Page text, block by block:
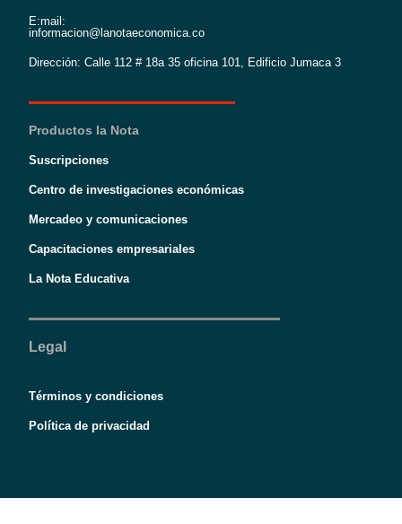
E:mail:
informacion@lanotaeconomica.co
Dirección: Calle 112 # 18a 35 oficina 101, Edificio Jumaca 3
Productos la Nota
Suscripciones
Centro de investigaciones económicas
Mercadeo y comunicaciones
Capacitaciones empresariales
La Nota Educativa
Legal
Términos y condiciones
Política de privacidad